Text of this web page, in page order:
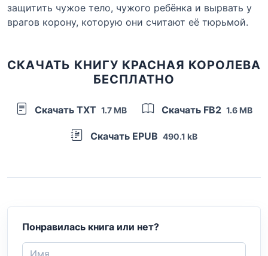
защитить чужое тело, чужого ребёнка и вырвать у
врагов корону, которую они считают её тюрьмой.
СКАЧАТЬ КНИГУ КРАСНАЯ КОРОЛЕВА
БЕСПЛАТНО
Скачать TXT 1.7 MB Скачать FB2 1.6 MB
Скачать EPUB 490.1 kB
Понравилась книга или нет?